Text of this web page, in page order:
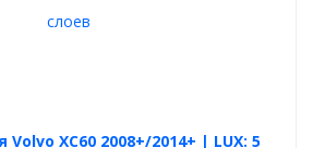
XC60 2008+/2014+ | LUX: 5